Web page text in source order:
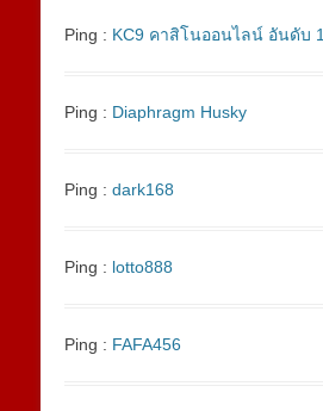
Ping : KC9 คาสิโนออนไลน์ อันดับ 1
Ping : Diaphragm Husky
Ping : dark168
Ping : lotto888
Ping : FAFA456